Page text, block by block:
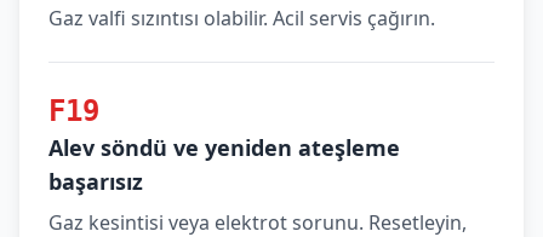
Gaz valfi sızıntısı olabilir. Acil servis çağırın.
F19
Alev söndü ve yeniden ateşleme
başarısız
Gaz kesintisi veya elektrot sorunu. Resetleyin,